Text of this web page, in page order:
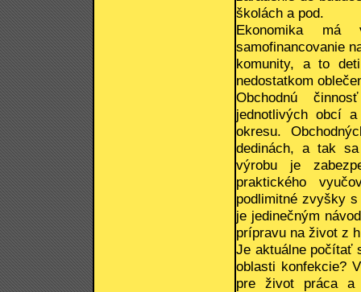
školách a pod.
Ekonomika má
samofinancovanie
komunity, a to
nedostatkom
Obchodnú
jednotlivých obcí
okresu.
dedinách, a tak
výrobu je
praktického
podlimitné zvyšky
je jedinečným
prípravu na život z
Je aktuálne počítať
oblasti konfekcie?
pre život práca a